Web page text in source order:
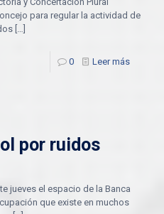
para regular la actividad de
0 Leer más
por ruidos
jueves el espacio de la Banca
que existe en muchos